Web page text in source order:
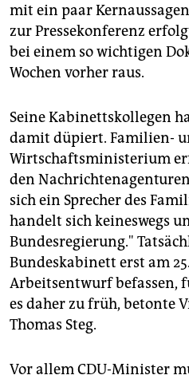
mit ein paar
zur Pressekonferenz
bei einem so wichtigen
Wochen vorher raus.
Seine Kabinettskollegen
damit düpiert. Familien-
Wirtschaftsministerium
den
sich ein Sprecher des
handelt sich keineswegs
Bundesregierung."
Bundeskabinett erst am
Arbeitsentwurf befassen,
es daher zu früh, betonte
Thomas Steg.
Vor allem CDU-Minister